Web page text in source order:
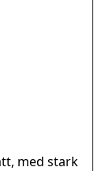
med stark